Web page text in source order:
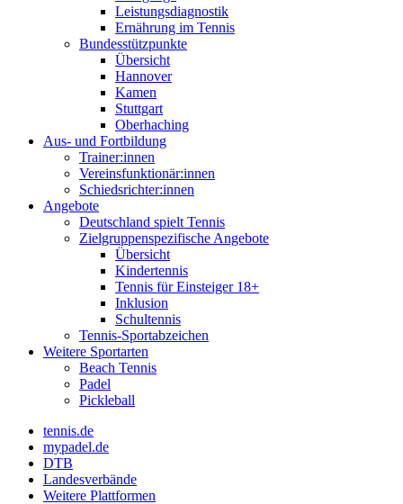
Leistungsdiagnostik
Ernährung im Tennis
Bundesstützpunkte
Übersicht
Hannover
Kamen
Stuttgart
Oberhaching
Aus- und Fortbildung
Trainer:innen
Vereinsfunktionär:innen
Schiedsrichter:innen
Angebote
Deutschland spielt Tennis
Zielgruppenspezifische Angebote
Übersicht
Kindertennis
Tennis für Einsteiger 18+
Inklusion
Schultennis
Tennis-Sportabzeichen
Weitere Sportarten
Beach Tennis
Padel
Pickleball
tennis.de
mypadel.de
DTB
Landesverbände
Weitere Plattformen